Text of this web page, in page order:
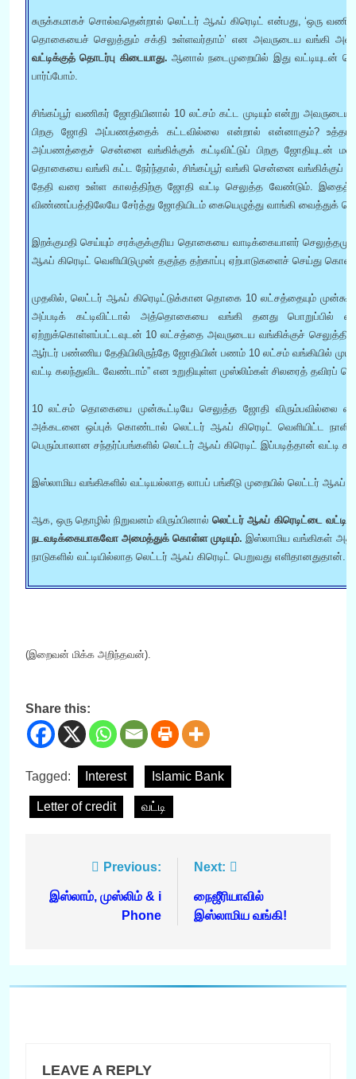
சுருக்கமாகச் சொல்வதென்றால் லெட்டர் ஆஃப் கிரெடிட் என்பது, ‘ஒரு
தொகையைச் செலுத்தும் சக்தி உள்ளவர்தாம்’ என அவருடைய வங்கி
வட்டிக்குத் தொடர்பு கிடையாது. ஆனால் நடைமுறையில் இது வட்டியுடன்
பார்ப்போம்.
சிங்கப்பூர் வணிகர் ஜோதியினால் 10 லட்சம் கட்ட முடியும் என்று
பிறகு ஜோதி அப்பணத்தைக் கட்டவில்லை என்றால் என்னாகும்?
அப்பணத்தைச் சென்னை வங்கிக்குக் கட்டிவிட்டுப் பிறகு ஜோதியுடன்
தொகையை வங்கி கட்ட நேர்ந்தால், சிங்கப்பூர் வங்கி சென்னை வங்கிக்குப்
தேதி வரை உள்ள காலத்திற்கு ஜோதி வட்டி செலுத்த வேண்டும்.
விண்ணப்பத்திலேயே சேர்த்து ஜோதியிடம் கையெழுத்து வாங்கி வைத்துக்
இறக்குமதி செய்யும் சரக்குக்குரிய தொகையை வாடிக்கையாளர்
ஆஃப் கிரெடிட் வெளியிடுமுன் தகுந்த தற்காப்பு ஏற்பாடுகளைச் செய்து
முதலில், லெட்டர் ஆஃப் கிரெடிட்டுக்கான தொகை 10 லட்சத்தையும்
அப்படிக் கட்டிவிட்டால் அத்தொகையை வங்கி தனது பொறுப்பில்
ஏற்றுக்கொள்ளப்பட்டவுடன் 10 லட்சத்தை அவருடைய வங்கிக்குச் செலுத்தி
ஆர்டர் பண்ணிய தேதியிலிருந்தே ஜோதியின் பணம் 10 லட்சம் வங்கியில்
வட்டி கலந்துவிட வேண்டாம்” என உறுதியுள்ள முஸ்லிம்கள் சிலரைத் தவிரப்
10 லட்சம் தொகையை முன்கூட்டியே செலுத்த ஜோதி விரும்பவில்லை
அக்கடனை ஒப்புக் கொண்டால் லெட்டர் ஆஃப் கிரெடிட் வெளியிட்ட
பெரும்பாலான சந்தர்ப்பங்களில் லெட்டர் ஆஃப் கிரெடிட் இப்படித்தான் வட்டி
இஸ்லாமிய வங்கிகளில் வட்டியல்லாத லாபப் பங்கீடு முறையில் லெட்டர் ஆஃப்
ஆக, ஒரு தொழில் நிறுவனம் விரும்பினால்லெட்டர் ஆஃப் கிரெடிட்டை
நடவடிக்கையாகவோ அமைத்துக் கொள்ள முடியும். இஸ்லாமிய வங்கிகள்
நாடுகளில் வட்டியில்லாத லெட்டர் ஆஃப் கிரெடிட் பெறுவது எளிதானதுதான்.
(இறைவன் மிக்க அறிந்தவன்).
Share this:
Tagged: Interest Islamic Bank
Letter of credit வட்டி
navigation
Previous:
இஸ்லாம், முஸ்லிம் & i
Phone
Next:
நைஜீரியாவில்
இஸ்லாமிய வங்கி!
LEAVE A REPLY